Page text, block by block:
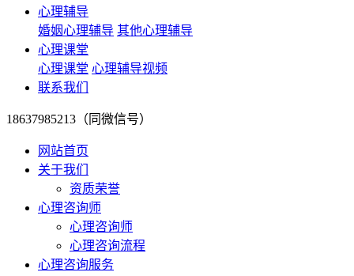
心理辅导
婚姻心理辅导 其他心理辅导
心理课堂
心理课堂 心理辅导视频
联系我们
18637985213（同微信号）
网站首页
关于我们
资质荣誉
心理咨询师
心理咨询师
心理咨询流程
心理咨询服务